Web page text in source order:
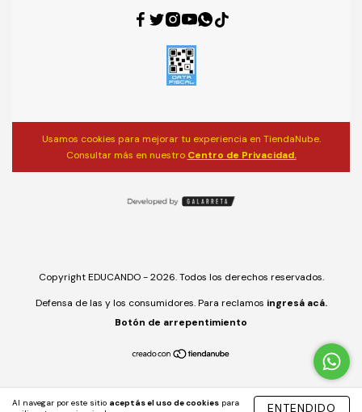
Al navegar por este sitio aceptás el uso de cookies para
ENTENDIDO
Usamos cookies para mejorar tu experiencia en TiendaNube.
Consultar más en nuestro Centro de Privacidad.
Copyright EDUCANDO - 2026. Todos los derechos reservados.
Defensa de las y los consumidores. Para reclamos ingresá acá.
Botón de arrepentimiento